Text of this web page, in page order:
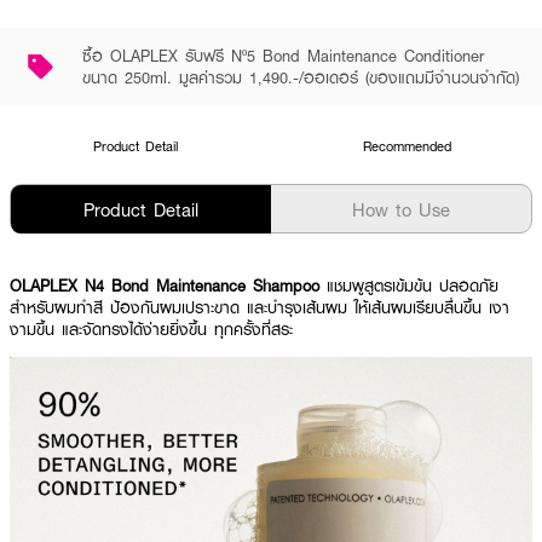
ซื้อ OLAPLEX รับฟรี Nº5 Bond Maintenance Conditioner
ขนาด 250ml. มูลค่ารวม 1,490.-/ออเดอร์ (ของแถมมีจำนวนจำกัด)
Product Detail Recommended
Product Detail How to Use
OLAPLEX N4 Bond Maintenance Shampoo แชมพูสูตรเข้มข้น ปลอดภัย
สำหรับผมทำสี ป้องกันผมเปราะขาด และบำรุงเส้นผม ให้เส้นผมเรียบลื่นขึ้น เงา
งามขึ้น และจัดทรงได้ง่ายยิ่งขึ้น ทุกครั้งที่สระ